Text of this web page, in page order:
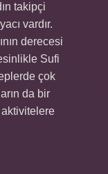
takipçi
vardır.
derecesi
Sufi
çok
da bir
aktivitelere